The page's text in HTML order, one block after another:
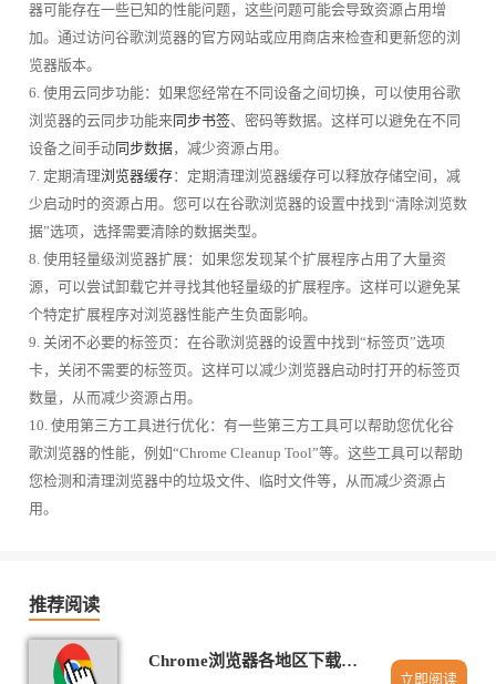
器可能存在一些已知的性能问题，这些问题可能会导致资源占用增
加。通过访问谷歌浏览器的官方网站或应用商店来检查和更新您的浏
览器版本。
6. 使用云同步功能：如果您经常在不同设备之间切换，可以使用谷歌
浏览器的云同步功能来同步书签、密码等数据。这样可以避免在不同
设备之间手动同步数据，减少资源占用。
7. 定期清理浏览器缓存：定期清理浏览器缓存可以释放存储空间，减
少启动时的资源占用。您可以在谷歌浏览器的设置中找到“清除浏览数
据”选项，选择需要清除的数据类型。
8. 使用轻量级浏览器扩展：如果您发现某个扩展程序占用了大量资
源，可以尝试卸载它并寻找其他轻量级的扩展程序。这样可以避免某
个特定扩展程序对浏览器性能产生负面影响。
9. 关闭不必要的标签页：在谷歌浏览器的设置中找到“标签页”选项
卡，关闭不需要的标签页。这样可以减少浏览器启动时打开的标签页
数量，从而减少资源占用。
10. 使用第三方工具进行优化：有一些第三方工具可以帮助您优化谷
歌浏览器的性能，例如“Chrome Cleanup Tool”等。这些工具可以帮助
您检测和清理浏览器中的垃圾文件、临时文件等，从而减少资源占
用。
推荐阅读
Chrome浏览器各地区下载加速方案详解
立即阅读